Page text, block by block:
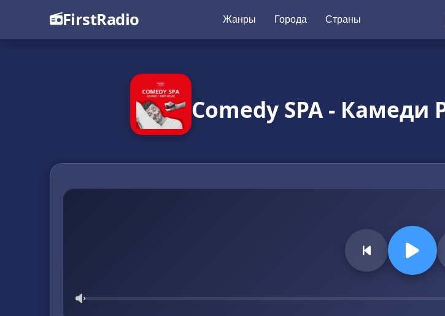
FirstRadio Жанры Города Страны
Comedy SPA -